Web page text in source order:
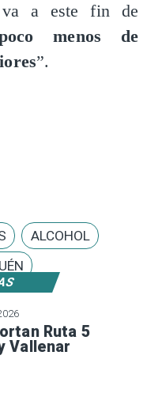
Ruta 5
Vallenar
va a este fin de
menos de
”.
ALCOHOL